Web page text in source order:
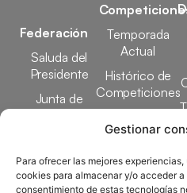
Gestionar
Para ofrecer las mejores
cookies para almacenar y/o acceder
consentimiento de estas tecnologías
Federación
Saluda del
Presidente
Junta de
Elecciones
Clubes
Temporada
Actual
Histórico de
Competiciones
Arbitrales